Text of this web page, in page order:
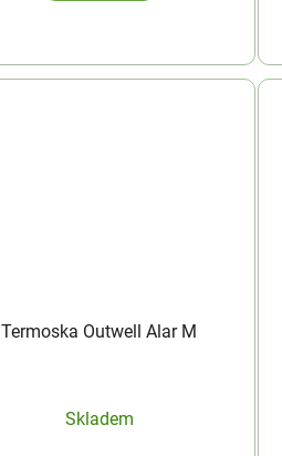
Termoska Outwell Alar M
Skladem